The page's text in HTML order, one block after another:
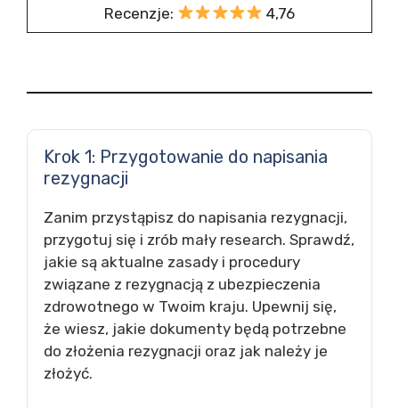
Recenzje: 4,76
Krok 1: Przygotowanie do napisania
rezygnacji
Zanim przystąpisz do napisania rezygnacji,
przygotuj się i zrób mały research. Sprawdź,
jakie są aktualne zasady i procedury
związane z rezygnacją z ubezpieczenia
zdrowotnego w Twoim kraju. Upewnij się,
że wiesz, jakie dokumenty będą potrzebne
do złożenia rezygnacji oraz jak należy je
złożyć.